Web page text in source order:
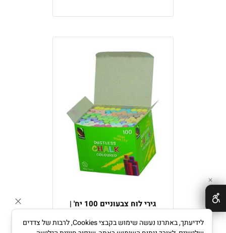
גירי לוח צבעוניים 100 יח' |
✕
לידיעתך, באתרנו נעשה שימוש בקבצי Cookies, לרבות של צדדים